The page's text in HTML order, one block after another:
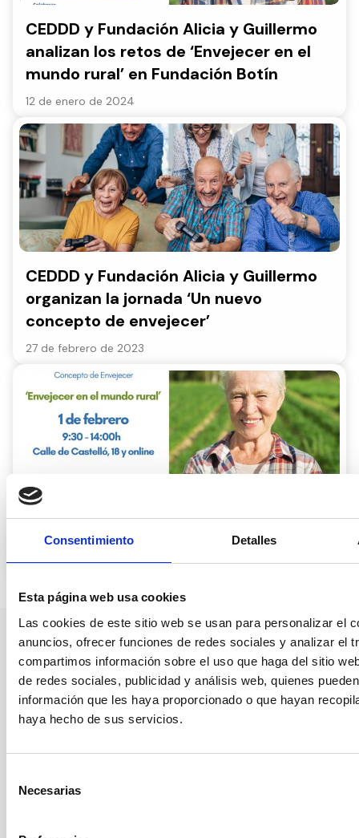
Consentimiento Detalles
Esta página web usa cookies
Las cookies de este sitio web se usan para personalizar el
anuncios, ofrecer funciones de redes sociales y analizar el
compartimos información sobre el uso que haga del sitio
de redes sociales, publicidad y análisis web, quienes
información que les haya proporcionado o que hayan
haya hecho de sus servicios.
Necesarias
CEDDD y Fundación Alicia y Guillermo
analizan los retos de ‘Envejecer en el
mundo rural’ en Fundación Botín
12 de enero de 2024
CEDDD y Fundación Alicia y Guillermo
organizan la jornada ‘Un nuevo
concepto de envejecer’
27 de febrero de 2023
Manuel Campo Vidal abre la jornada
‘Envejecer en el mundo rural’
Nuestro canal de Youtube
Todas las jornadas CEDDD, el podcast ‘El Rincón
Social’ y mucho más en formato audiovisual a un